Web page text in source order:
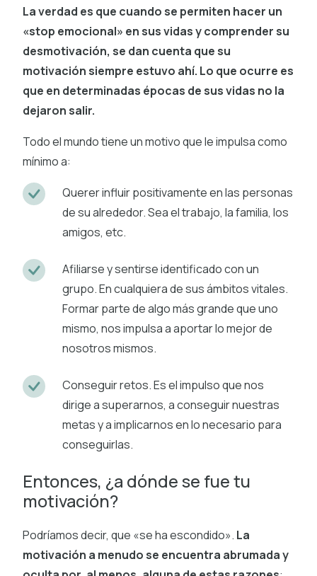
La verdad es que cuando se permiten hacer un
«stop emocional» en sus vidas y comprender su
desmotivación, se dan cuenta que su
motivación siempre estuvo ahí. Lo que ocurre es
que en determinadas épocas de sus vidas no la
dejaron salir.
Todo el mundo tiene un motivo que le impulsa como
mínimo a:
Querer influir positivamente en las personas
de su alrededor. Sea el trabajo, la familia, los
amigos, etc.
Afiliarse y sentirse identificado con un
grupo. En cualquiera de sus ámbitos vitales.
Formar parte de algo más grande que uno
mismo, nos impulsa a aportar lo mejor de
nosotros mismos.
Conseguir retos. Es el impulso que nos
dirige a superarnos, a conseguir nuestras
metas y a implicarnos en lo necesario para
conseguirlas.
Entonces, ¿a dónde se fue tu
motivación?
Podríamos decir, que «se ha escondido». La
motivación a menudo se encuentra abrumada y